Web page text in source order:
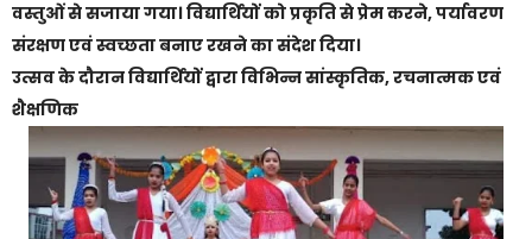
वस्तुओं से सजाया गया। विद्यार्थियों को प्रकृति से प्रेम करने, पर्यावरण
संरक्षण एवं स्वच्छता बनाए रखने का संदेश दिया।
उत्सव के दौरान विद्यार्थियों द्वारा विभिन्न सांस्कृतिक, रचनात्मक एवं
शैक्षणिक